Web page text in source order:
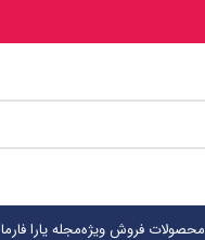
محصولات فروش ویژهمجله یارا فارما